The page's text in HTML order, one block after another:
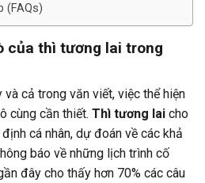
(FAQs)
của thì tương lai trong
và cả trong văn viết, việc thể hiện
cùng cần thiết. Thì tương lai cho
cá nhân, dự đoán về các khả
báo về những lịch trình cố
đây cho thấy hơn 70% các câu